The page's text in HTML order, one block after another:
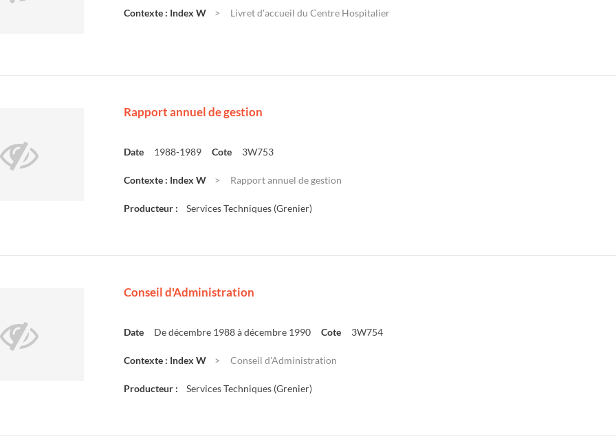
Contexte : Index W Livret d'accueil du Centre Hospitalier
Rapport annuel de gestion
Date 1988-1989 Cote 3W753
Contexte : Index W Rapport annuel de gestion
Producteur : Services Techniques (Grenier)
Conseil d'Administration
Date De décembre 1988 à décembre 1990 Cote 3W754
Contexte : Index W Conseil d'Administration
Producteur : Services Techniques (Grenier)